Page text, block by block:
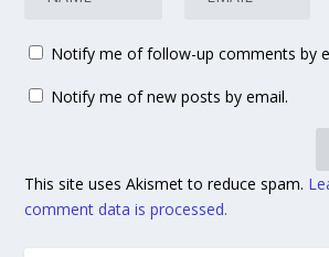
Notify me of follow-up comments by
Notify me of new posts by email.
This site uses Akismet to reduce spam.
comment data is processed.